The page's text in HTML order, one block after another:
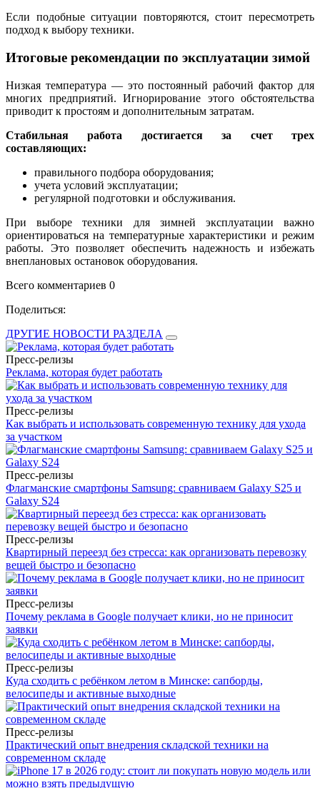
Если подобные ситуации повторяются, стоит пересмотреть
подход к выбору техники.
Итоговые рекомендации по эксплуатации зимой
Низкая температура — это постоянный рабочий фактор для
многих предприятий. Игнорирование этого обстоятельства
приводит к простоям и дополнительным затратам.
Стабильная работа достигается за счет трех
составляющих:
правильного подбора оборудования;
учета условий эксплуатации;
регулярной подготовки и обслуживания.
При выборе техники для зимней эксплуатации важно
ориентироваться на температурные характеристики и режим
работы. Это позволяет обеспечить надежность и избежать
внеплановых остановок оборудования.
Всего комментариев 0
Поделиться:
ДРУГИЕ НОВОСТИ РАЗДЕЛА
Пресс-релизы
Реклама, которая будет работать
Пресс-релизы
Как выбрать и использовать современную технику для ухода
за участком
Пресс-релизы
Флагманские смартфоны Samsung: сравниваем Galaxy S25 и
Galaxy S24
Пресс-релизы
Квартирный переезд без стресса: как организовать перевозку
вещей быстро и безопасно
Пресс-релизы
Почему реклама в Google получает клики, но не приносит
заявки
Пресс-релизы
Куда сходить с ребёнком летом в Минске: сапборды,
велосипеды и активные выходные
Пресс-релизы
Практический опыт внедрения складской техники на
современном складе